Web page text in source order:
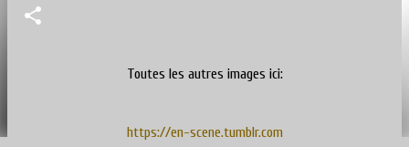
Toutes les autres images ici:
https://en-scene.tumblr.com